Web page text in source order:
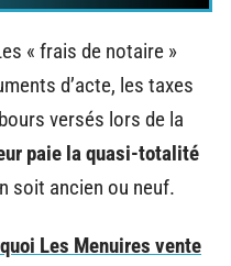
« frais de notaire »
d’acte, les taxes
versés lors de la
paie la quasi-totalité
soit ancien ou neuf.
Les Menuires vente